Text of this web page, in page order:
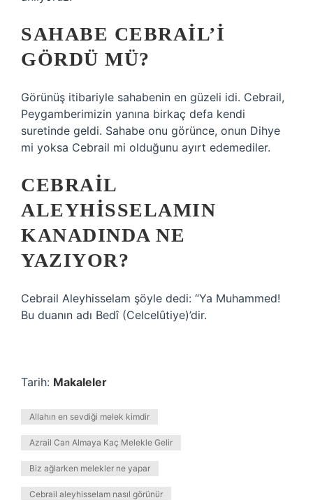
SAHABE CEBRAIL’I
GÖRDÜ MÜ?
Görünüş itibariyle sahabenin en güzeli idi. Cebrail,
Peygamberimizin yanına birkaç defa kendi
suretinde geldi. Sahabe onu görünce, onun Dihye
mi yoksa Cebrail mi olduğunu ayırt edemediler.
CEBRAIL
ALEYHISSELAMIN
KANADINDA NE
YAZIYOR?
Cebrail Aleyhisselam şöyle dedi: “Ya Muhammed!
Bu duanın adı Bedî (Celcelûtiye)’dir.
Tarih: Makaleler
Allahın en sevdiği melek kimdir
Azrail Can Almaya Kaç Melekle Gelir
Biz ağlarken melekler ne yapar
Cebrail aleyhisselam nasıl görünür